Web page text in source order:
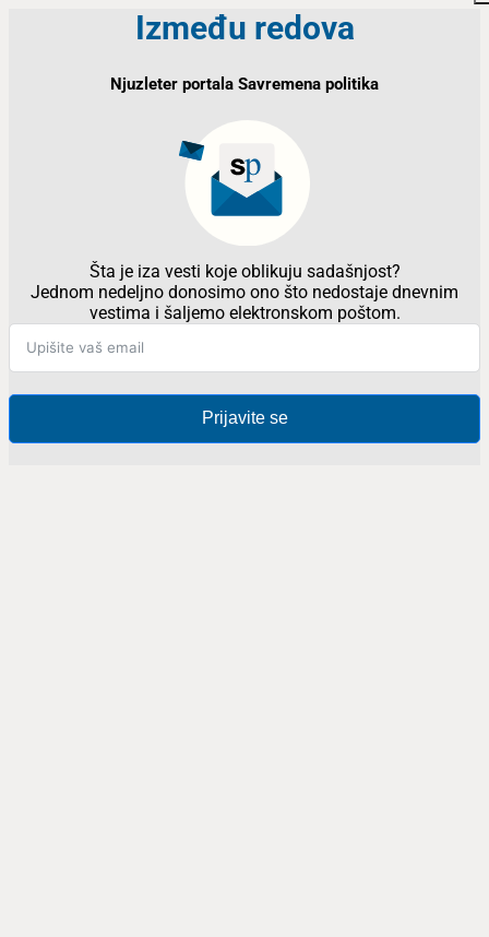
Između redova
Njuzleter portala Savremena politika
Šta je iza vesti koje oblikuju sadašnjost?
Jednom nedeljno donosimo ono što nedostaje dnevnim
vestima i šaljemo elektronskom poštom.
Prijavite se